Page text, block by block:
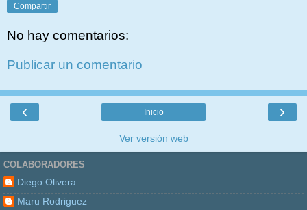
Compartir
No hay comentarios:
Publicar un comentario
‹ ›
Inicio
Ver versión web
COLABORADORES
Diego Olivera
Maru Rodriguez